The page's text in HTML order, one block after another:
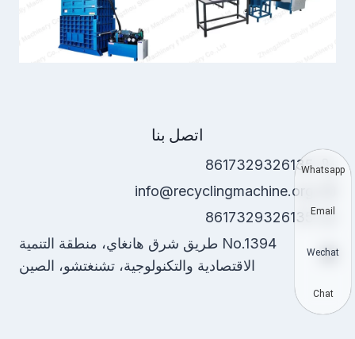
اتصل بنا
8617329326135
info@recyclingmachine.org
8617329326135
No.1394 طريق شرق هانغاي، منطقة التنمية
الاقتصادية والتكنولوجية، تشنغتشو، الصين
Whatsapp
Email
Wechat
Chat